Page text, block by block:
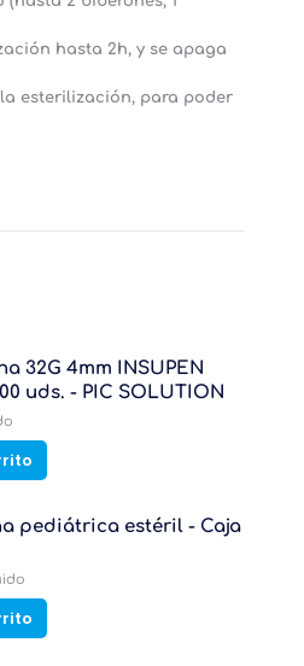
hasta 2h, y se apaga
la esterilización, para poder
32G 4mm INSUPEN
uds. - PIC SOLUTION
pediátrica estéril - Caja